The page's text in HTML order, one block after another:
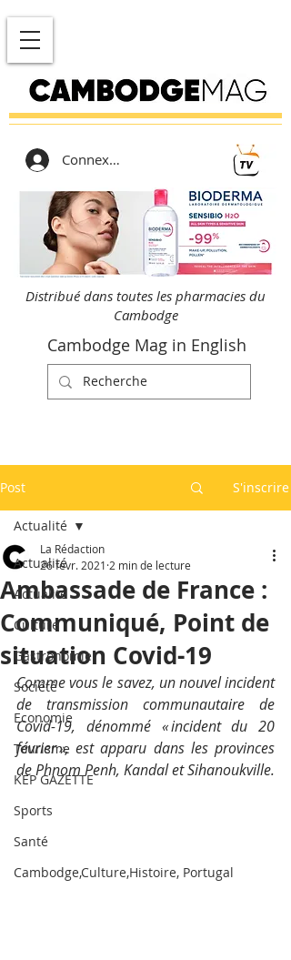
Connexion
Distribué dans toutes les pharmacies du
Cambodge
Cambodge Mag in English
Post S'inscrire
Actualité
Actualité
Culture
Gastronomie
Société
Economie
Tourisme
KEP GAZETTE
Sports
Santé
Cambodge,Culture,Histoire, Portugal
Actualité
Ambassade de France :
Communiqué, Point de
situation Covid-19
La Rédaction
26 févr. 2021 2 min de lecture
Comme vous le savez, un nouvel incident
de transmission communautaire de
Covid-19, dénommé « incident du 20
février », est apparu dans les provinces